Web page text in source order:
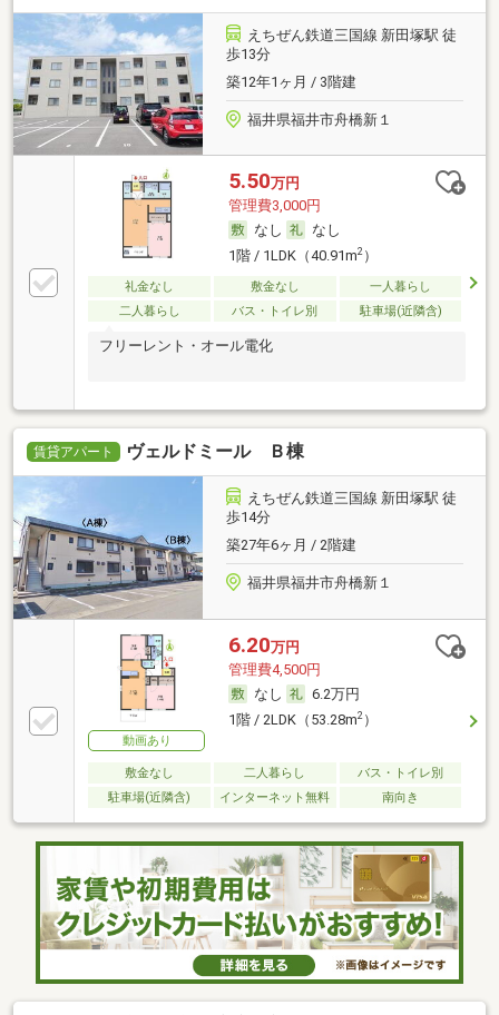
えちぜん鉄道三国線 新田塚駅 徒
歩13分
築12年1ヶ月 / 3階建
福井県福井市舟橋新１
5.50万円
管理費3,000円
なし
なし
1階 / 1LDK（40.91m2）
礼金なし 敷金なし
一人暮らし
二人暮らし
バス・トイレ別 駐車場(近隣含)
フリーレント・オール電化
賃貸アパート ヴェルドミール Ｂ棟
えちぜん鉄道三国線 新田塚駅 徒
歩14分
築27年6ヶ月 / 2階建
福井県福井市舟橋新１
動画あり
6.20万円
管理費4,500円
なし
6.2万円
1階 / 2LDK（53.28m2）
敷金なし 二人暮らし
バス・トイレ別
駐車場(近隣含)
インターネット無料 南向き